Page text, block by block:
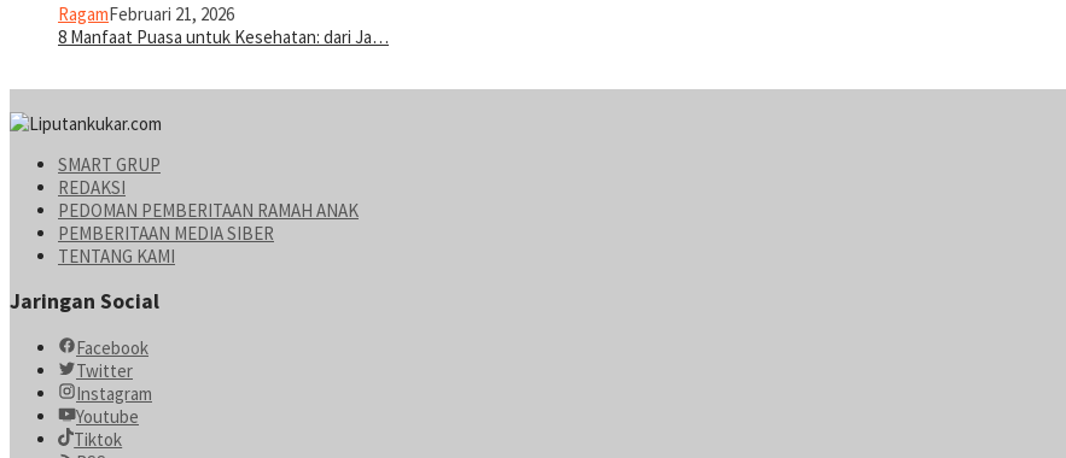
RagamFebruari 21, 2026
8 Manfaat Puasa untuk Kesehatan: dari Ja…
SMART GRUP
REDAKSI
PEDOMAN PEMBERITAAN RAMAH ANAK
PEMBERITAAN MEDIA SIBER
TENTANG KAMI
Jaringan Social
Facebook
Twitter
Instagram
Youtube
Tiktok